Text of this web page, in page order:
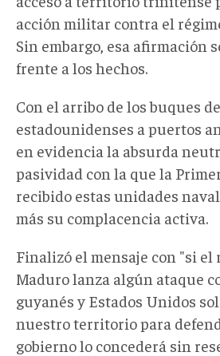
acción militar contra el
Sin embargo, esa afirmación
frente a los hechos.
Con el arribo de los buques
estadounidenses a puertos
en evidencia la absurda
pasividad con la que la
recibido estas unidades
más su complacencia activa.
Finalizó el mensaje con "si el
Maduro lanza algún ataque
guyanés y Estados Unidos
nuestro territorio para
gobierno lo concederá sin